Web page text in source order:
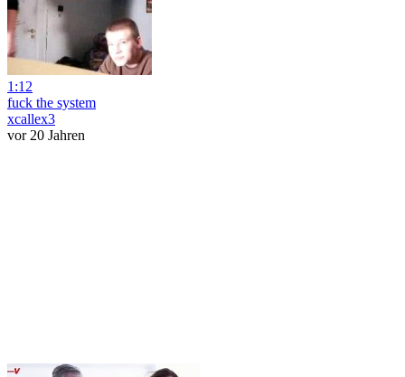
1:12
fuck the system
xcallex3
vor 20 Jahren